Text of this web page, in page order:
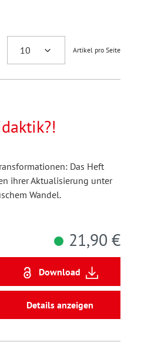
Artikel pro Seite
Das Heft
ihrer Aktualisierung unter
Wandel.
21,90 €
Download
Details anzeigen